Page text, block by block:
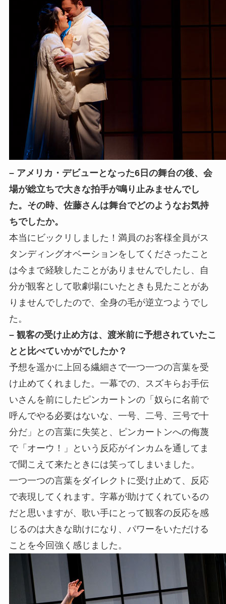
– アメリカ・デビューとなった6日の舞台の後、会
場が総立ちで大きな拍手が鳴り止みませんでし
た。その時、佐藤さんは舞台でどのようなお気持
ちでしたか。
本当にビックリしました！満員のお客様全員がス
タンディングオベーションをしてくださったこと
は今まで経験したことがありませんでしたし、自
分が観客として歌劇場にいたときも見たことがあ
りませんでしたので、全身の毛が逆立つようでし
た。
– 観客の受け止め方は、渡米前に予想されていたこ
とと比べていかがでしたか？
予想を遥かに上回る繊細さで一つ一つの言葉を受
け止めてくれました。一幕での、スズキらお手伝
いさんを前にしたピンカートンの「奴らに名前で
呼んでやる必要はないな、一号、二号、三号で十
分だ」との言葉に失笑と、ピンカートンへの侮蔑
で「オーウ！」という反応がインカムを通してま
で聞こえて来たときには笑ってしまいました。
一つ一つの言葉をダイレクトに受け止めて、反応
で表現してくれます。字幕が助けてくれているの
だと思いますが、歌い手にとって観客の反応を感
じるのは大きな助けになり、パワーをいただける
ことを今回強く感じました。